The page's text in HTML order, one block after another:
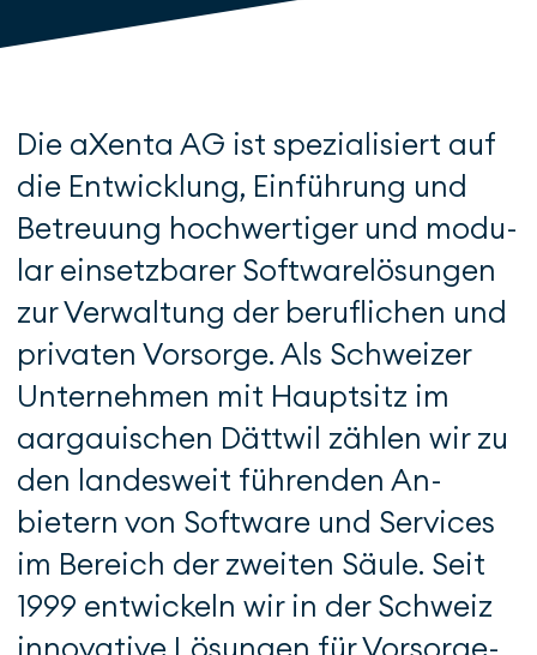
Die aXenta AG ist spezialisiert auf
die Ent­wicklung, Einführung und
Betreuung hoch­wertiger und mo­du­
lar einsetzbarer Soft­ware­­lö­sungen
zur Ver­wal­tung der beruf­li­chen und
privaten Vorsorge. Als Schwei­zer
Unterneh­men mit Hauptsitz im
aargaui­schen Dätt­wil zählen wir zu
den landesweit führenden An­
bietern von Soft­ware und Ser­vices
im Bereich der zwei­ten Säule. Seit
1999 entwickeln wir in der Schweiz